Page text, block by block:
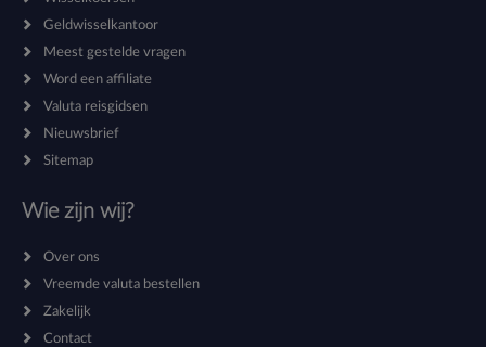
Geldwisselkantoor
Meest gestelde vragen
Word een affiliate
Valuta reisgidsen
Nieuwsbrief
Sitemap
Wie zijn wij?
Over ons
Vreemde valuta bestellen
Zakelijk
Contact